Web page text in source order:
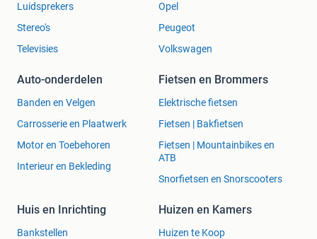
Luidsprekers
Stereo's
Televisies
Opel
Peugeot
Volkswagen
Auto-onderdelen
Banden en Velgen
Carrosserie en Plaatwerk
Motor en Toebehoren
Interieur en Bekleding
Fietsen en Brommers
Elektrische fietsen
Fietsen | Bakfietsen
Fietsen | Mountainbikes en
ATB
Snorfietsen en Snorscooters
Huis en Inrichting
Bankstellen
Huizen en Kamers
Huizen te Koop